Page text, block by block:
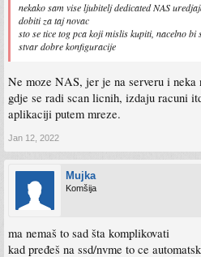
nekako sam vise ljubitelj dedicated NAS
dobiti za taj novac
sto se tice tog pca koji mislis kupiti, nacelno
stvar dobre konfiguracije
Ne moze NAS, jer je na serveru i neka
gdje se radi scan licnih, izdaju racuni
aplikaciji putem mreze.
Jan 12, 2022
Mujka
Komšija
ma nemaš to sad šta komplikovati
kad pređeš na ssd/nvme to ce